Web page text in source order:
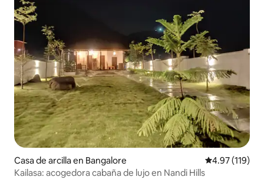
Casa de arcilla en Bangalore Calificación
4.97 (119)
Kailasa: acogedora cabaña de lujo en Nandi Hills